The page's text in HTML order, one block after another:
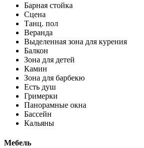
Барная стойка
Сцена
Танц. пол
Веранда
Выделенная зона для курения
Балкон
Зона для детей
Камин
Зона для барбекю
Есть душ
Гримерки
Панорамные окна
Бассейн
Кальяны
Мебель